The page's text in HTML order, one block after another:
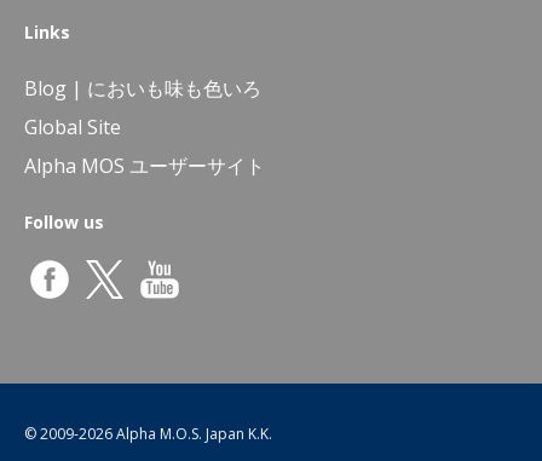
Links
Blog | においも味も色いろ
Global Site
Alpha MOS ユーザーサイト
Follow us
© 2009-2026 Alpha M.O.S. Japan K.K.